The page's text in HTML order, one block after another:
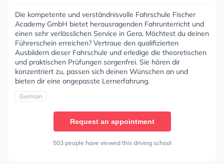
Die kompetente und verständnisvolle Fahrschule Fischer
Academy GmbH bietet herausragenden Fahrunterricht und
einen sehr verlässlichen Service in Gera. Möchtest du deinen
Führerschein erreichen? Vertraue den qualifizierten
Ausbildern dieser Fahrschule und erledige die theoretischen
und praktischen Prüfungen sorgenfrei. Sie hören dir
konzentriert zu, passen sich deinen Wünschen an und
bieten dir eine angepasste Lernerfahrung.
German
Request an appointment
503 people have viewed this driving school